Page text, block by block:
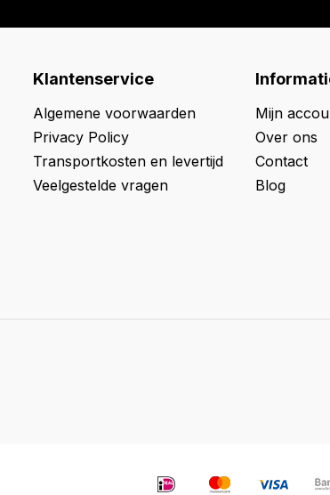
Klantenservice
Algemene voorwaarden
Privacy Policy
Transportkosten en levertijd
Veelgestelde vragen
Mijn
Over ons
Contact
Blog